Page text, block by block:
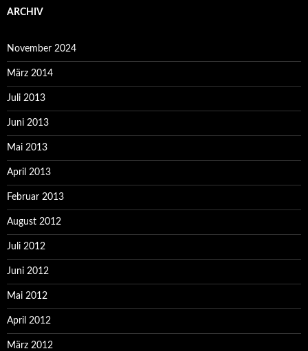
ARCHIV
November 2024
März 2014
Juli 2013
Juni 2013
Mai 2013
April 2013
Februar 2013
August 2012
Juli 2012
Juni 2012
Mai 2012
April 2012
März 2012